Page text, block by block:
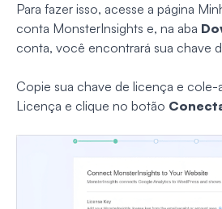
Para fazer isso, acesse a página
conta MonsterInsights e, na aba
conta, você encontrará sua chave
Copie sua chave de licença e
Licença e clique no botão